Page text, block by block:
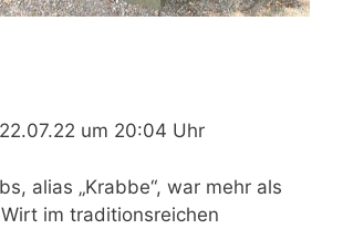
um 20:04 Uhr
alias „Krabbe“, war mehr als
im traditionsreichen